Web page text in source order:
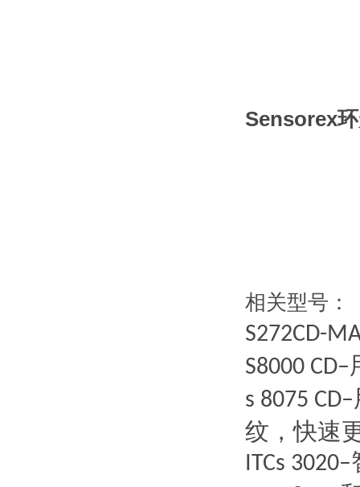
Sensorex
相关型号：
S272CD-
S8000 CD–
s 8075 CD–
纹，快速
ITCs 3020–